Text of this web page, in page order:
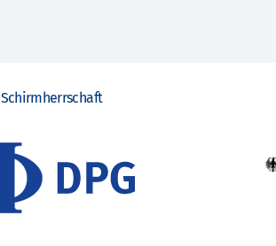
Schirmherrschaft